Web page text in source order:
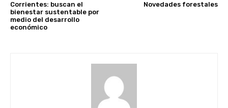
Corrientes: buscan el
bienestar sustentable por
medio del desarrollo
económico
Novedades forestales